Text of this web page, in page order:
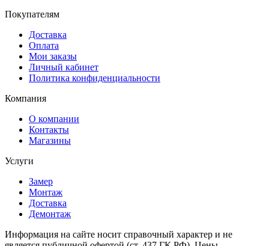
Покупателям
Доставка
Оплата
Мои заказы
Личный кабинет
Политика конфиденциальности
Компания
О компании
Контакты
Магазины
Услуги
Замер
Монтаж
Доставка
Демонтаж
Информация на сайте носит справочный характер и не